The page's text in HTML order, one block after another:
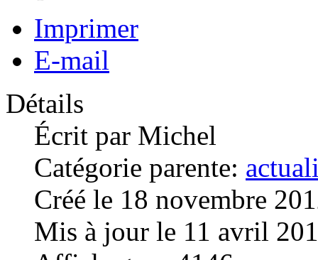
Imprimer
E-mail
Détails
Écrit par Michel
Catégorie parente:
Créé le 18 novembre
Mis à jour le 11 avril